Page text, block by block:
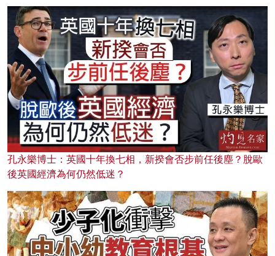
孔永樂博士：英國十年換七相，新揆會否步前任後塵？脫歐
後英國經濟為何仍然低迷？